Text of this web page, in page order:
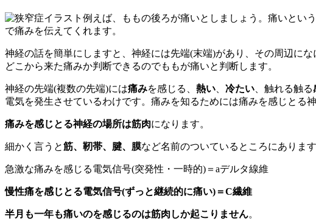
例えば、ももの後ろが痛いとしましょう。痛いとい
で痛みを伝えてくれます。
神経の話を簡単にしますと、神経には先端(末端)があり、その周辺に
どこから来た痛みか判断できるのでももが痛いと判断します。
神経の先端(複数の先端)には痛みを感じる、 熱い 冷たい 、触れる触る
電気を発生させているわけです。痛みを知るためには痛みを感じとる
痛みを感じとる神経の場所は筋肉になります。
細かく言うと筋、靭帯、腱、膜など名前のついているところにあります
急激な痛みを感じる電気信号(突発性・一時的)＝aデルタ線維
慢性痛を感じとる電気信号(ずっと継続的に痛い)＝C繊維
半月も一年も痛いのを感じるのは筋肉しか起こりません。